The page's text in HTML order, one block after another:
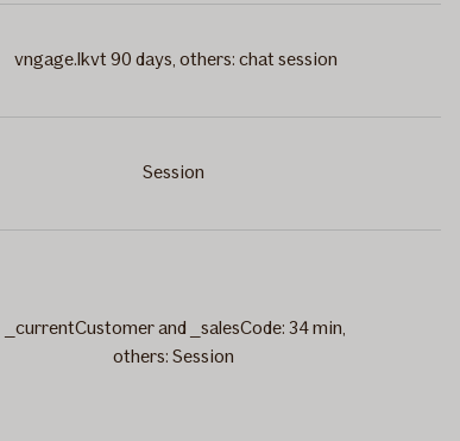
vngage.lkvt 90 days, others: chat session
Session
_currentCustomer and _salesCode: 34 min,
others: Session